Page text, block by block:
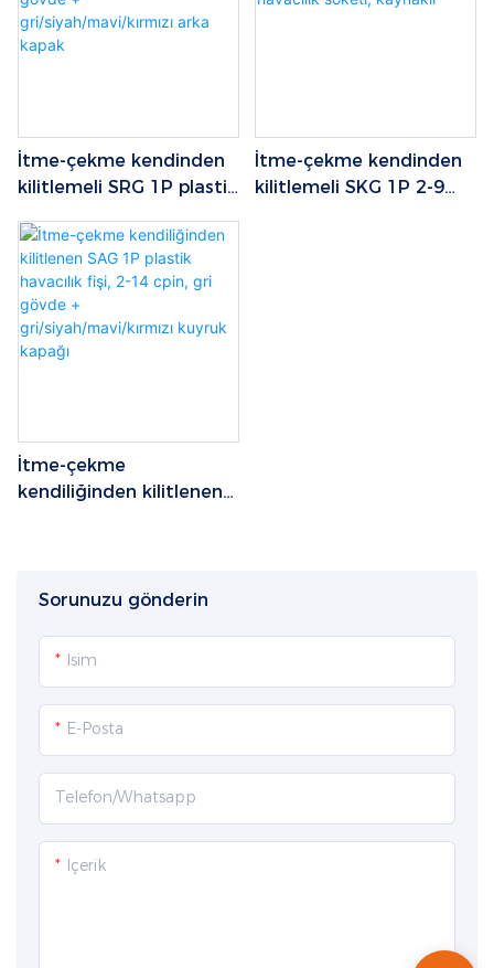
Sorunuzu gönderin
Isim
E-Posta
Telefon/whatsapp
Içerik
İtme-çekme kendinden
kilitlemeli SRG 1P plastik
gövde +
gri/siyah/mavi/kırmızı
arka kapak
İtme-çekme kendinden
kilitlemeli SKG 1P 2-9
İtme-çekme
kendiliğinden kilitlenen
kuyruk kapağı